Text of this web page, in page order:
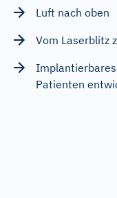
Luft nach oben
Vom Laserblitz
Patienten